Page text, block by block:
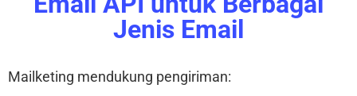
Jenis Email
Mailketing mendukung pengiriman: